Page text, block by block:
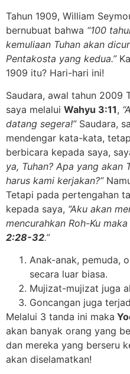
Tahun 1909, William
bernubuat bahwa “100
kemuliaan Tuhan akan
Pentakosta yang kedua.”
1909 itu? Hari-hari ini!
Saudara, awal tahun 2009
saya melalui Wahyu 3:11,
datang segera!” Saudara,
mendengar kata-kata,
berbicara kepada saya,
ya, Tuhan? Apa yang akan
harus kami kerjakan?”
Tetapi pada pertengahan
kepada saya, “Aku akan
mencurahkan Roh-Ku
2:28-32.”
Anak-anak, pemuda,
secara luar biasa.
Mujizat-mujizat juga
Goncangan juga
Melalui 3 tanda ini maka
akan banyak orang yang
dan mereka yang berseru
akan diselamatkan!